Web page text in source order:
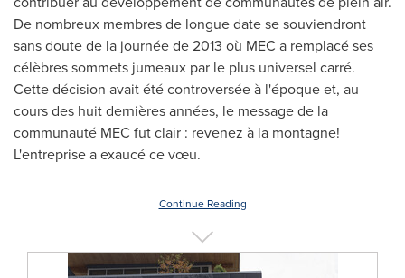
De nombreux membres de longue date se souviendront
sans doute de la journée de 2013 où MEC a remplacé ses
célèbres sommets jumeaux par le plus universel carré.
Cette décision avait été controversée à l'époque et, au
cours des huit dernières années, le message de la
communauté MEC fut clair : revenez à la montagne!
L'entreprise a exaucé ce vœu.
Continue Reading